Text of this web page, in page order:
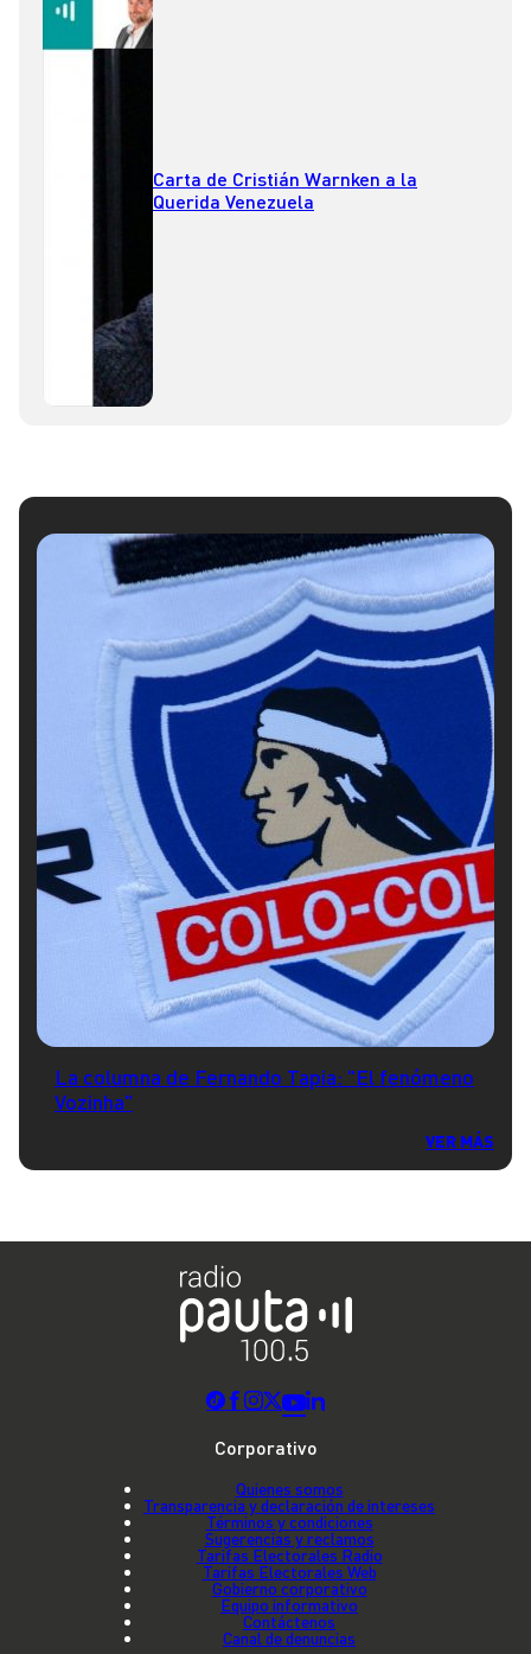
Carta de Cristián Warnken a la
Querida Venezuela
La columna de Fernando Tapia: "El fenómeno
Vozinha"
VER MÁS
Corporativo
Quienes somos
Transparencia y declaración de intereses
Términos y condiciones
Sugerencias y reclamos
Tarifas Electorales Radio
Tarifas Electorales Web
Gobierno corporativo
Equipo informativo
Contáctenos
Canal de denuncias